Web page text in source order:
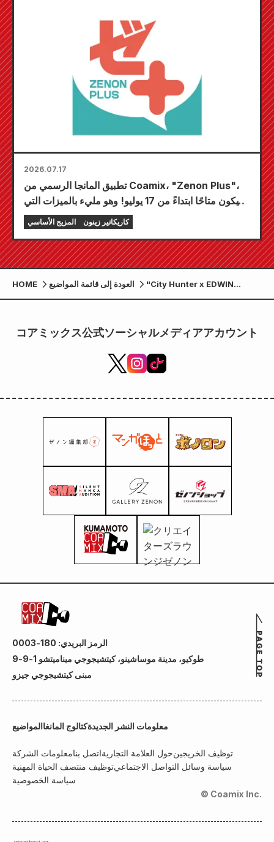
2026.07.17
تطبيق المانجا الرسمي من Coamix، "Zenon Plus"،
سيكون متاحًا ابتداءً من 17 يوليو! وهو مليء بالميزات التي
ستضمن لك متعةً لا تُضاهى، بما في ذلك "اختر فصلك
المزيج الأساسي كاريكاتير زينون
HOME العودة إلى قائمة المواضيع
"City Hunter x EDWIN
SAEBA Shoji Special 503
يوم السبت 22 نوفمبر!
コアミックス公式ソーシャルメディアアカウント
الرمز البريدي: 180-0003
طوكيو، مدينة موساشينو، كيتشيجوجي ميناميتشو 1-9-9
مبنى كيتشيجوجي جيزو
المواضيعكتالوج المانغامعلومات النشر الجديدة
معلومات الشركةاتصل بناحول العلامة التجاريةتوظيف الخريجين
توظيف منتصف الحياة المهنيةسياسة وسائل التواصل الاجتماعي
سياسة الخصوصية
© Coamix Inc.